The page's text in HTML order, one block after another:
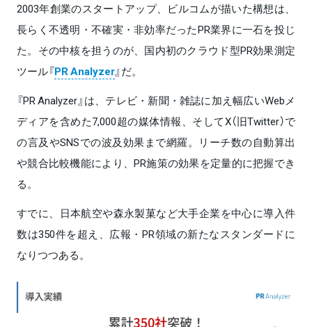
2003年創業のスタートアップ、ビルコムが描いた構想は、
長らく不透明・不確実・非効率だったPR業界に一石を投じ
た。その中核を担うのが、国内初のクラウド型PR効果測定
ツール『PR Analyzer』だ。
『PR Analyzer』は、テレビ・新聞・雑誌に加え幅広いWebメ
ディアを含めた7,000超の媒体情報、そしてX（旧Twitter）で
の言及やSNSでの波及効果まで網羅。リーチ数の自動算出
や競合比較機能により、PR施策の効果を定量的に把握でき
る。
すでに、日本航空や森永製菓など大手企業を中心に導入件
数は350件を超え、広報・PR領域の新たなスタンダードに
なりつつある。